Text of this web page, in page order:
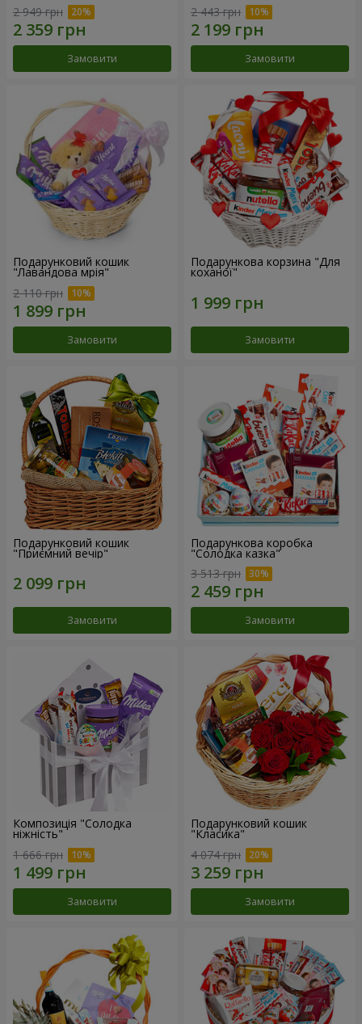
2 949 грн
Замовити
2 443 грн
Замовити
Подарунковий кошик
"Лавандова мрія"
2 110 грн
Замовити
Подарункова корзина "Для
коханої"
Замовити
Подарунковий кошик
"Приємний вечір"
Замовити
Подарункова коробка
"Солодка казка"
3 513 грн
Замовити
Композиція "Солодка
ніжність"
1 666 грн
Замовити
Подарунковий кошик
"Класика"
4 074 грн
Замовити